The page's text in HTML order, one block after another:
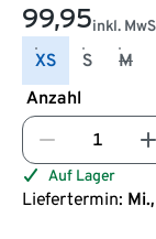
99,95inkl.
XS S M
Anzahl
Auf Lager
Liefertermin: